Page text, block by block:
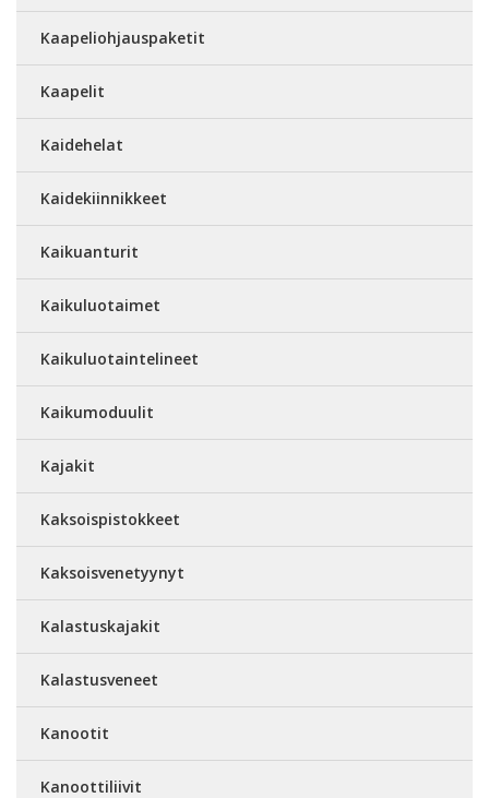
Kaapeliohjauspaketit
Kaapelit
Kaidehelat
Kaidekiinnikkeet
Kaikuanturit
Kaikuluotaimet
Kaikuluotaintelineet
Kaikumoduulit
Kajakit
Kaksoispistokkeet
Kaksoisvenetyynyt
Kalastuskajakit
Kalastusveneet
Kanootit
Kanoottiliivit